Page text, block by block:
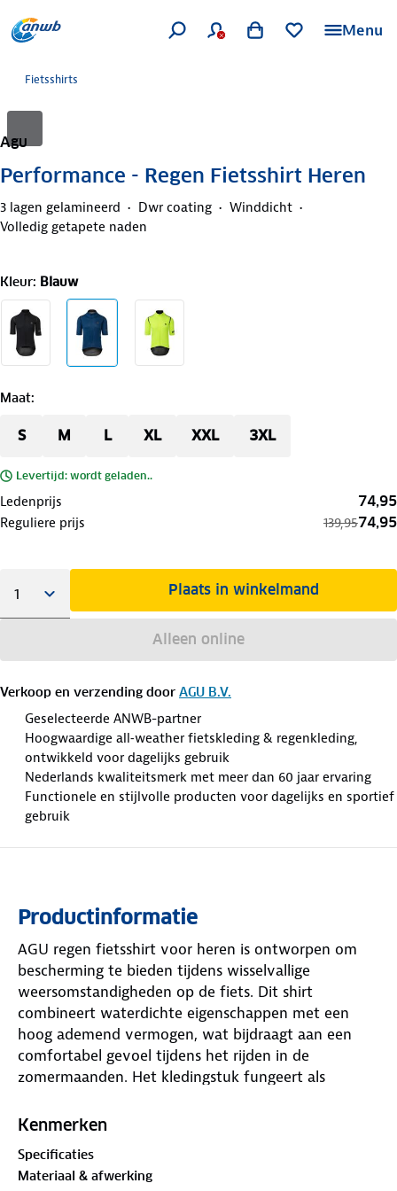
Menu
Fietsshirts
Agu
Performance - Regen Fietsshirt Heren
3 lagen gelamineerd Dwr coating
Winddicht
Volledig getapete naden
Kleur: Blauw
Maat:
S M L XL XXL 3XL
Levertijd: wordt geladen..
Ledenprijs 74,95
Reguliere prijs 139,9574,95
Plaats in winkelmand
Alleen online
Verkoop en verzending door AGU B.V.
Geselecteerde ANWB-partner
Hoogwaardige all‑weather fietskleding & regenkleding,
ontwikkeld voor dagelijks gebruik
Nederlands kwaliteitsmerk met meer dan 60 jaar ervaring
Functionele en stijlvolle producten voor dagelijks en sportief
gebruik
Productinformatie
AGU regen fietsshirt voor heren is ontworpen om
bescherming te bieden tijdens wisselvallige
weersomstandigheden op de fiets. Dit shirt
combineert waterdichte eigenschappen met een
hoog ademend vermogen, wat bijdraagt aan een
comfortabel gevoel tijdens het rijden in de
zomermaanden. Het kledingstuk fungeert als
het inzetbaar is voor verschillende ritten.
Materiaal: 92% polyester en 8% spandex,
voorzien van een PU-laag en een mesh rugpaneel
Kenmerken
Specificaties
Materiaal & afwerking